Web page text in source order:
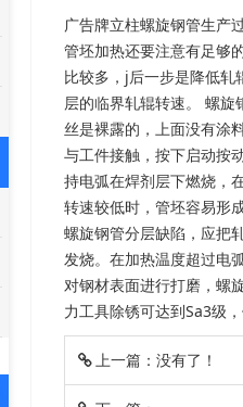
广告牌立柱螺旋钢管生产
管坯加热还要注意有足够
比较多，j后一步是降低轧
层的临界轧辊转速。 螺
丝是裸露的，上面没有涂
与工件接触，按下启动按
持电弧在焊剂层下燃烧，
转速较低时，管坯容易形
螺旋钢管分层缺陷，应把
发烧。在加热温度超过电
对钢材表面进行打磨，螺
力工具除锈可达到Sa3级
上一篇：没有了！